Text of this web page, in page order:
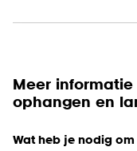
Meer
ophangen en
Wat heb je nodig